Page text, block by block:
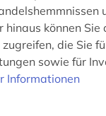
controlling (5)
hinaus können
die Sie
sowie für
Informationen